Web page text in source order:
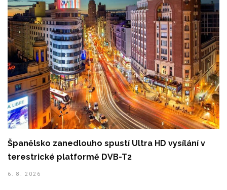
Španělsko zanedlouho spustí Ultra HD vysílání v
terestrické platformě DVB-T2
6. 8. 2026